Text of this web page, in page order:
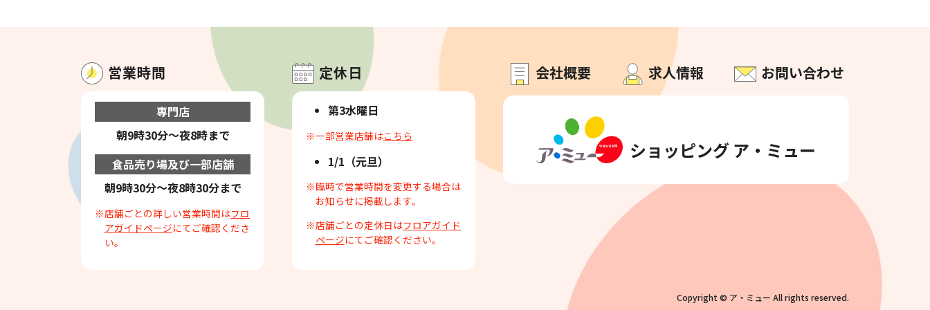
営業時間
専門店
朝9時30分～夜8時まで
食品売り場及び一部店舗
朝9時30分～夜8時30分まで
※店舗ごとの詳しい営業時間はフロ
アガイドページにてご確認くださ
い。
定休日
第3水曜日
※一部営業店舗はこちら
1/1（元旦）
※臨時で営業時間を変更する場合は
お知らせに掲載します。
※店舗ごとの定休日はフロアガイド
ページにてご確認ください。
会社概要 求人情報 お問い合わせ
ショッピング ア・ミュー
Copyright © ア・ミュー All rights reserved.